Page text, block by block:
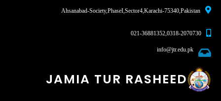
Ahsanabad-Society, Phase I, Sector 4, Karachi - 75340,Pakistan
0318-2070730 , 021-36881352
info@jtr.edu.pk
JAMIA TUR RASHEED